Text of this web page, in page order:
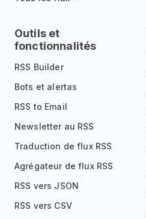
Outils et
fonctionnalités
RSS Builder
Bots et alertas
RSS to Email
Newsletter au RSS
Traduction de flux RSS
Agrégateur de flux RSS
RSS vers JSON
RSS vers CSV